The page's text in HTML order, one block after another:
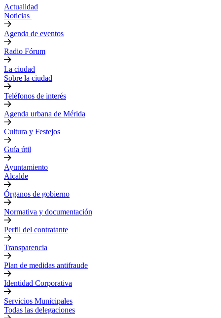
Actualidad
Noticias
Agenda de eventos
Radio Fórum
La ciudad
Sobre la ciudad
Teléfonos de interés
Agenda urbana de Mérida
Cultura y Festejos
Guía útil
Ayuntamiento
Alcalde
Órganos de gobierno
Normativa y documentación
Perfil del contratante
Transparencia
Plan de medidas antifraude
Identidad Corporativa
Servicios Municipales
Todas las delegaciones